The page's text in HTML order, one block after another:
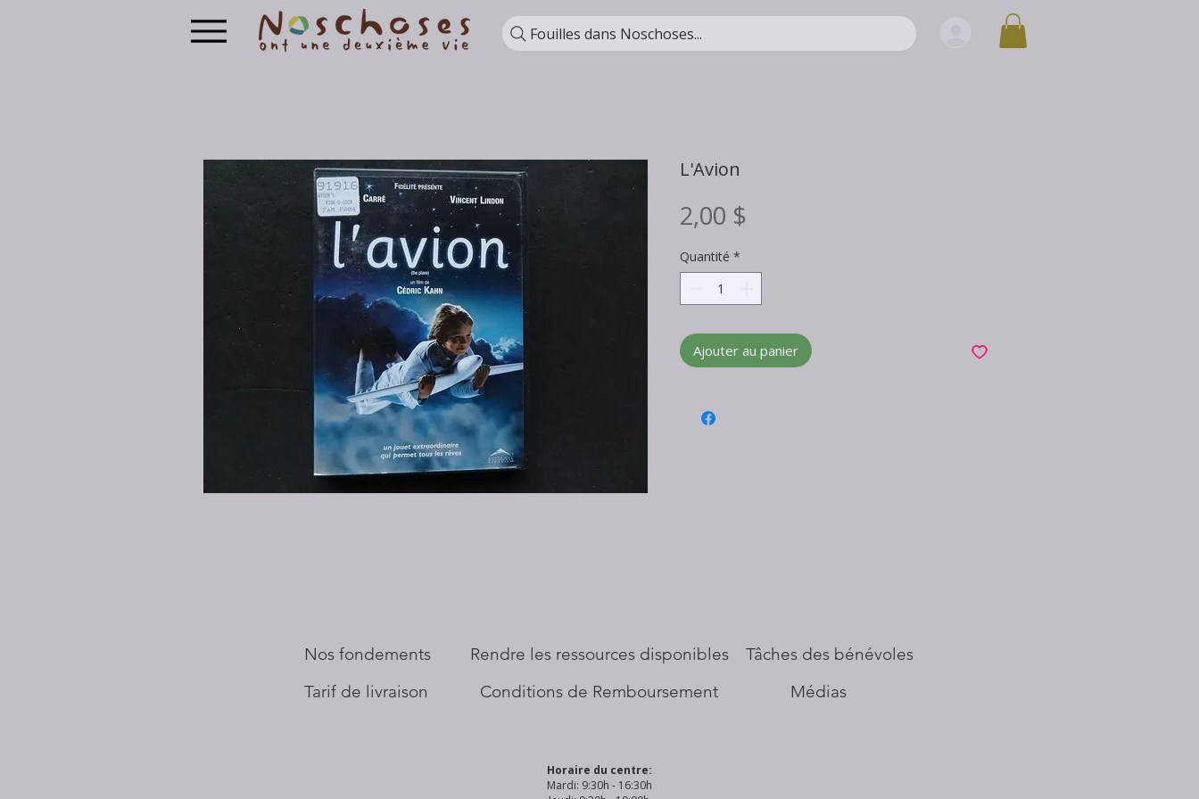
Fouilles dans Noschoses...
L'Avion
2,00 $
Quantité *
Ajouter au panier
Nos fondements
Tarif de livraison
​Rendre les ressources disponibles
Conditions de Remboursement
Tâches des bénévoles
Médias
Horaire du centre:
Mardi: 9:30h - 16:30h